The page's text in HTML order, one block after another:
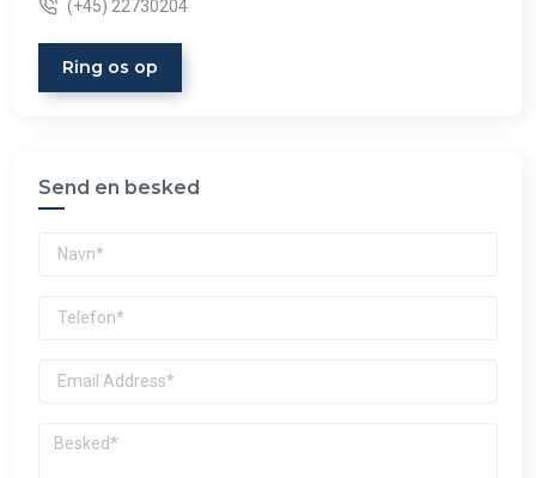
(+45) 22730204
Ring os op
Send en besked